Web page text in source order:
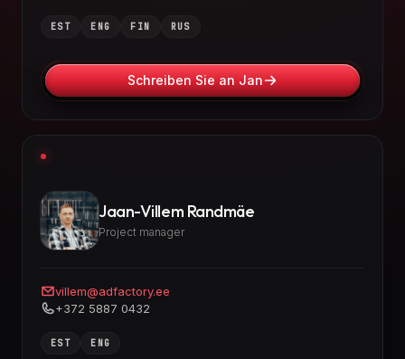
EST ENG FIN RUS
Schreiben Sie an Jan
Jaan-Villem Randmäe
Project manager
villem@adfactory.ee
+372 5887 0432
EST ENG